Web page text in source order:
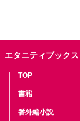
エタニティブックス
TOP
書籍
番外編小説